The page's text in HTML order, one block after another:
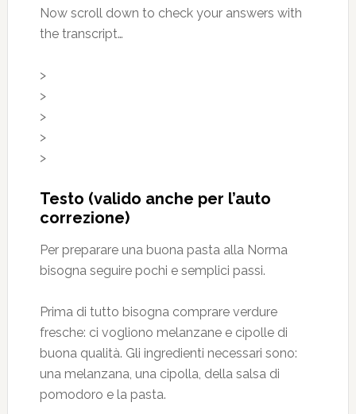
Now scroll down to check your answers with
the transcript…
>
>
>
>
>
Testo (valido anche per l’auto
correzione)
Per preparare una buona pasta alla Norma
bisogna seguire pochi e semplici passi.
Prima di tutto bisogna comprare verdure
fresche: ci vogliono melanzane e cipolle di
buona qualità. Gli ingredienti necessari sono:
una melanzana, una cipolla, della salsa di
pomodoro e la pasta.